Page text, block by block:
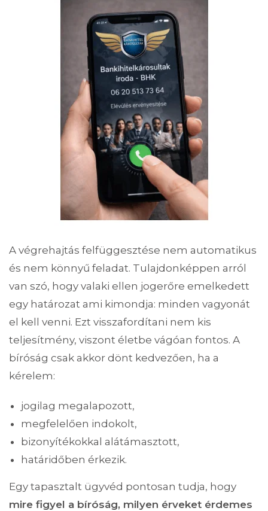
A végrehajtás felfüggesztése nem automatikus
és nem könnyű feladat. Tulajdonképpen arról
van szó, hogy valaki ellen jogerőre emelkedett
egy határozat ami kimondja: minden vagyonát
el kell venni. Ezt visszafordítani nem kis
teljesítmény, viszont életbe vágóan fontos. A
bíróság csak akkor dönt kedvezően, ha a
kérelem:
jogilag megalapozott,
megfelelően indokolt,
bizonyítékokkal alátámasztott,
határidőben érkezik.
Egy tapasztalt ügyvéd pontosan tudja, hogy
mire figyel a bíróság, milyen érveket érdemes